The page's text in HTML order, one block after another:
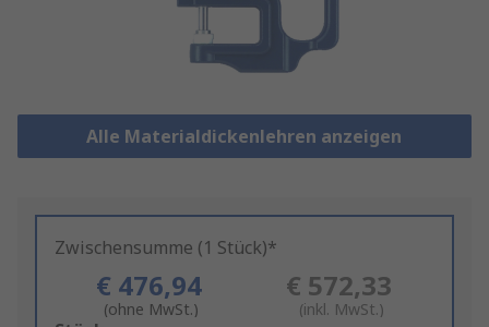
Alle Materialdickenlehren anzeigen
Zwischensumme (1 Stück)*
€ 476,94
(ohne MwSt.)
€ 572,33
(inkl. MwSt.)